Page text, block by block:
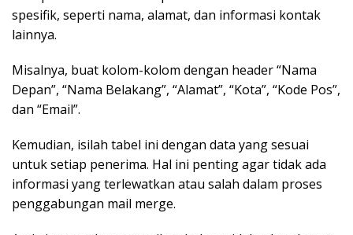
spesifik, seperti nama, alamat, dan informasi kontak
lainnya.
Misalnya, buat kolom-kolom dengan header “Nama
Depan”, “Nama Belakang”, “Alamat”, “Kota”, “Kode Pos”,
dan “Email”.
Kemudian, isilah tabel ini dengan data yang sesuai
untuk setiap penerima. Hal ini penting agar tidak ada
informasi yang terlewatkan atau salah dalam proses
penggabungan mail merge.